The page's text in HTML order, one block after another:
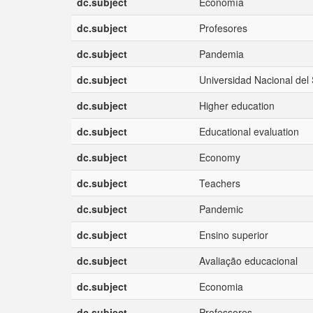
dc.subject
Profesores
dc.subject
Pandemia
dc.subject
Universidad Nacional del
dc.subject
Higher education
dc.subject
Educational evaluation
dc.subject
Economy
dc.subject
Teachers
dc.subject
Pandemic
dc.subject
Ensino superior
dc.subject
Avaliação educacional
dc.subject
Economia